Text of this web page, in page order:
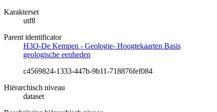
Karakterset
utf8
Parent identificator
H3O-De Kempen - Geologie- Hoogtekaarten Basis
geologische eenheden
c4569824-1333-447b-9b11-718876fef084
Hiërarchisch niveau
dataset